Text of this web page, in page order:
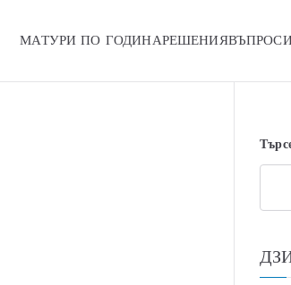
МАТУРИ ПО ГОДИНАРЕШЕНИЯ